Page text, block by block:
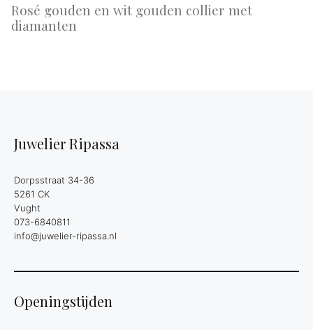
Rosé gouden en wit gouden collier met
diamanten
Juwelier Ripassa
Dorpsstraat 34-36
5261 CK
Vught
073-6840811
info@juwelier-ripassa.nl
Openingstijden